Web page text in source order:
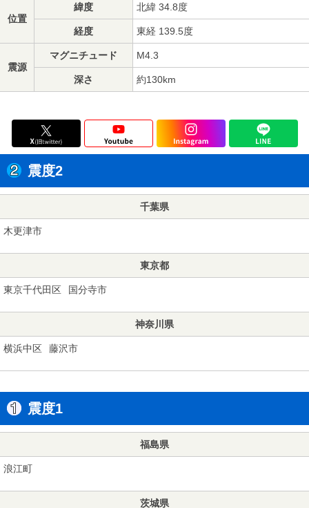
位置
緯度 北緯 34.8度
経度 東経 139.5度
震源
マグニチュード M4.3
深さ 約130km
震度2
千葉県
木更津市
東京都
東京千代田区 国分寺市
神奈川県
横浜中区 藤沢市
震度1
福島県
浪江町
茨城県